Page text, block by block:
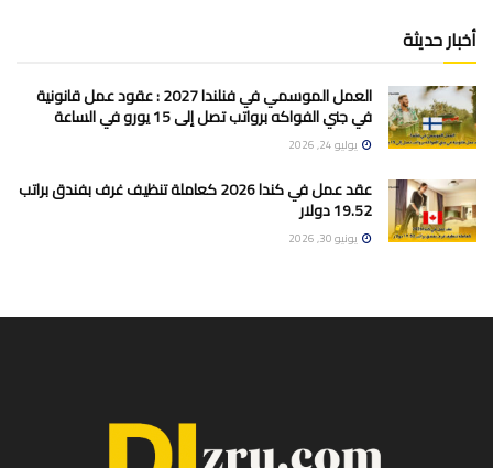
أخبار حديثة
العمل الموسمي في فنلندا 2027 : عقود عمل قانونية
في جني الفواكه برواتب تصل إلى 15 يورو في الساعة
يوليو 24, 2026
عقد عمل في كندا 2026 كعاملة تنظيف غرف بفندق براتب
19.52 دولار
يونيو 30, 2026